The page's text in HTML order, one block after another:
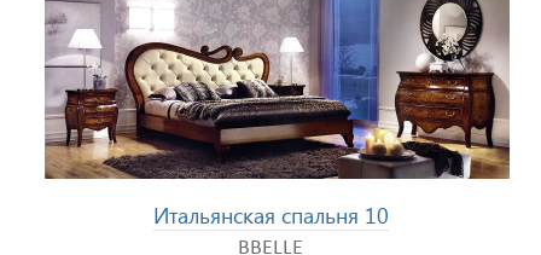
Итальянская спальня 10
BBELLE